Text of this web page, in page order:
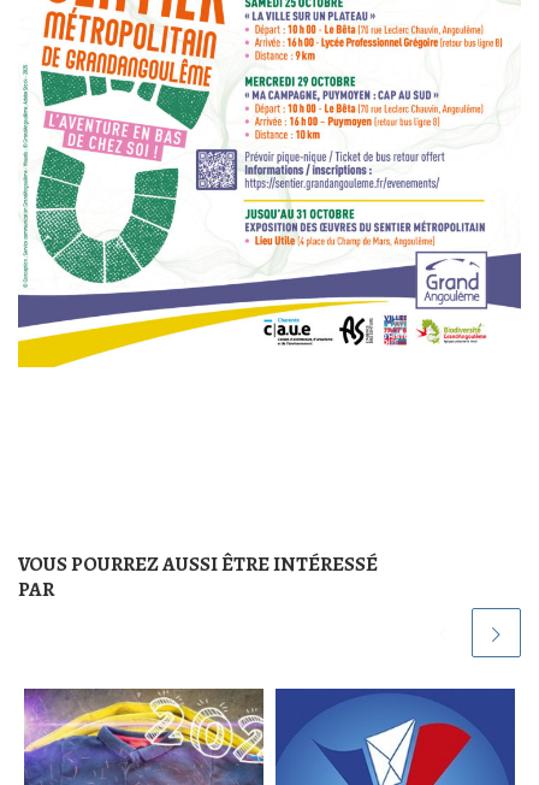
VOUS POURREZ AUSSI ÊTRE INTÉRESSÉ
PAR